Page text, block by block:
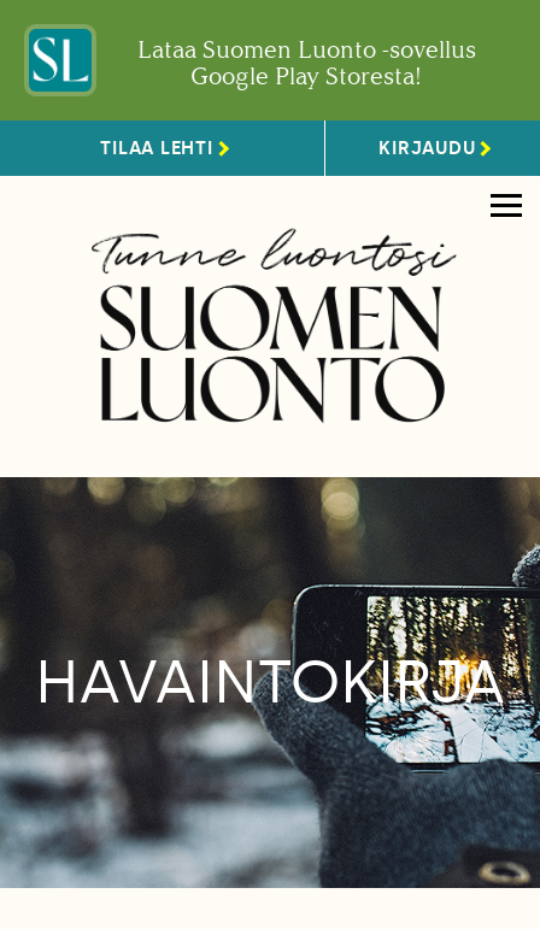
Lataa Suomen Luonto -sovellus
Google Play Storesta!
TILAA LEHTI KIRJAUDU
HAVAINTOKIRJA